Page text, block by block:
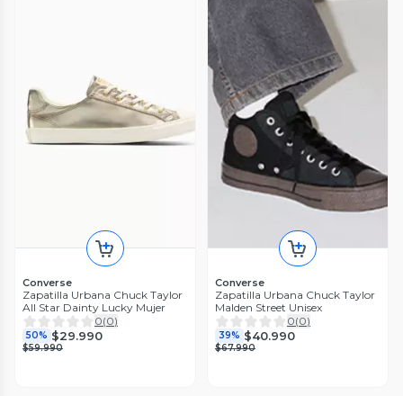
Converse
Zapatilla Urbana Chuck Taylor
All Star Dainty Lucky Mujer
0(0)
50% $29.990
$59.990
Converse
Zapatilla Urbana Chuck Taylor
Malden Street Unisex
0(0)
39% $40.990
$67.990